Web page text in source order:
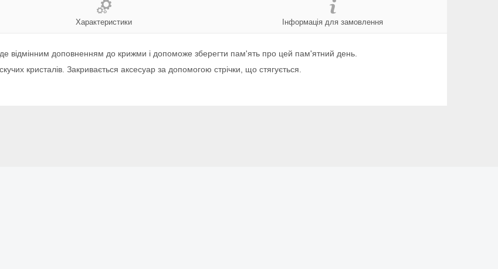
Характеристики Інформація для замовлення
відмінним доповненням до крижми і допоможе зберегти пам'ять про цей пам'ятний день.
кристалів. Закривається аксесуар за допомогою стрічки, що стягується.